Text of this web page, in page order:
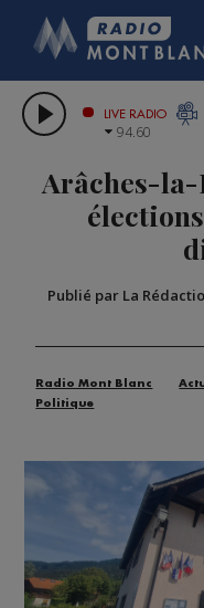
LES
GRAND
LIVE RADIO
94.60
Arâches-la-
Publié par La
Radio Mont Blanc
Politique